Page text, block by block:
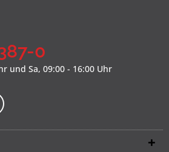
0
und Sa, 09:00 - 16:00 Uhr